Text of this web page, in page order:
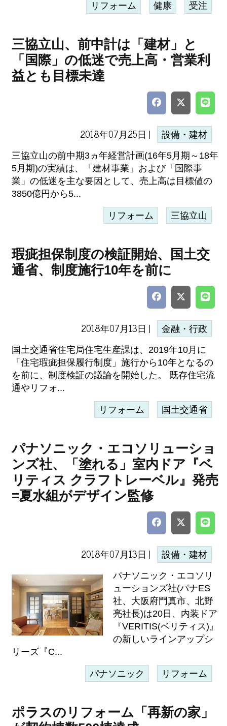
リフォーム 健康 受注
三協立山、前中計は「建材」と
「国際」の低迷で売上高・営業利
益とも目標未達
2018年07月25日 | 設備・建材
三協立山の前中期3ヵ年経営計画(16年5月期～18年
5月期)の実績は、「建材事業」および「国際事
業」の低迷を主な要因として、売上高は目標値の
3850億円から5...
リフォーム 三協立山
瑕疵担保制度の検証開始、国土交
通省、制度施行10年を前に
2018年07月13日 | 金融・行政
国土交通省住宅局住宅生産課は、2019年10月に
「住宅瑕疵担保履行制度」施行から10年となるの
を前に、制度検証の議論を開始した。 既存住宅流
通やリフォ...
リフォーム 国土交通省
パナソニック・エコソリューショ
ンズ社、「塗れる」室内ドア『ベ
リティス クラフトレーベル』発売
=夏水組がデザイン監修
2018年07月13日 | 設備・建材
パナソニック・エコソリ
ューションズ社(パナES
社、大阪府門真市、北野
亮社長)は20日、内装ドア
『VERITIS(ベリティス)』
の新しいラインアップシ
リーズ『C...
パナソニック リフォーム
ポラスのリフォーム「再新の家」